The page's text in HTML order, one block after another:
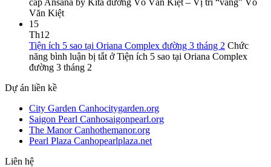
Văn Kiệt
15
Th12
Tiện ích 5 sao tại Oriana Complex đường 3 tháng 2 Chức
năng bình luận bị tắt ở Tiện ích 5 sao tại Oriana Complex
đường 3 tháng 2
Dự án liền kề
City Garden Canhocitygarden.org
Saigon Pearl Canhosaigonpearl.org
The Manor Canhothemanor.org
Pearl Plaza Canhopearlplaza.net
Liên hệ